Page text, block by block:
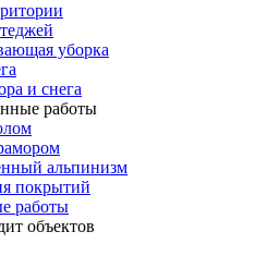
уборка
и снега
работы
альпинизм
покрытий
работы
объектов